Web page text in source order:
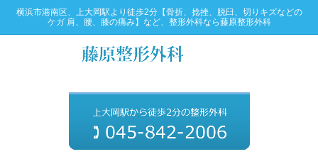
横浜市港南区、上大岡駅より徒歩2分【骨折、捻挫、脱臼、切りキズなどの
ケガ 肩、腰、膝の痛み】など、整形外科なら藤原整形外科